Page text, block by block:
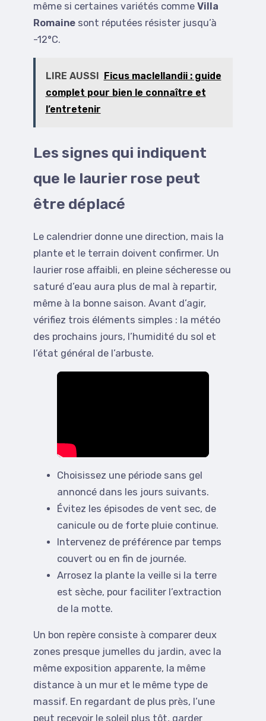
même si certaines variétés comme Villa
Romaine sont réputées résister jusqu’à
-12°C.
LIRE AUSSI Ficus maclellandii : guide
complet pour bien le connaître et
l’entretenir
Les signes qui indiquent
que le laurier rose peut
être déplacé
Le calendrier donne une direction, mais la
plante et le terrain doivent confirmer. Un
laurier rose affaibli, en pleine sécheresse ou
saturé d’eau aura plus de mal à repartir,
même à la bonne saison. Avant d’agir,
vérifiez trois éléments simples : la météo
des prochains jours, l’humidité du sol et
l’état général de l’arbuste.
Choisissez une période sans gel
annoncé dans les jours suivants.
Évitez les épisodes de vent sec, de
canicule ou de forte pluie continue.
Intervenez de préférence par temps
couvert ou en fin de journée.
Arrosez la plante la veille si la terre
est sèche, pour faciliter l’extraction
de la motte.
Un bon repère consiste à comparer deux
zones presque jumelles du jardin, avec la
même exposition apparente, la même
distance à un mur et le même type de
massif. En regardant de plus près, l’une
peut recevoir le soleil plus tôt, garder